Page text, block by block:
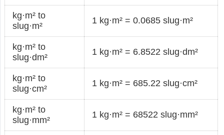
kg·m² to
slug·m²
1 kg·m² = 0.0685 slug·m²
kg·m² to
slug·dm²
1 kg·m² = 6.8522 slug·dm²
kg·m² to
slug·cm²
1 kg·m² = 685.22 slug·cm²
kg·m² to
slug·mm²
1 kg·m² = 68522 slug·mm²